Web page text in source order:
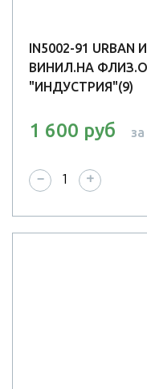
IN5002-91
ВИНИЛ.НА
"ИНДУСТРИЯ"(9)
1 600 руб
− +